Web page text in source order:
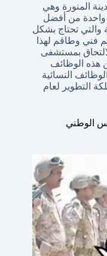
المنورة وهي
واحدة من أفضل
والتي تحتاج بشكل
فني وطاقم لهذا
بمستشفى
هذه الوظائف
النسائية
التطوير لعام
الوطني